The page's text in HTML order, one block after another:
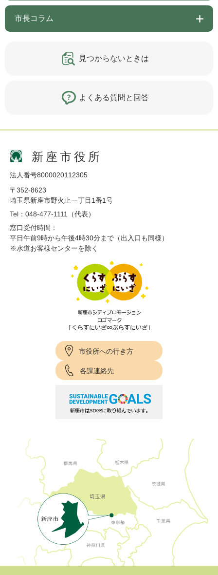
市長コラム
見つからないときは
よくある質問と回答
新座市役所
法人番号8000020112305
〒352-8623
埼玉県新座市野火止一丁目1番1号
Tel：048-477-1111（代表）
窓口受付時間：
平日午前9時から午後4時30分まで（出入口も同様）
※水道お客様センターを除く
市役所への行き方
各課連絡先